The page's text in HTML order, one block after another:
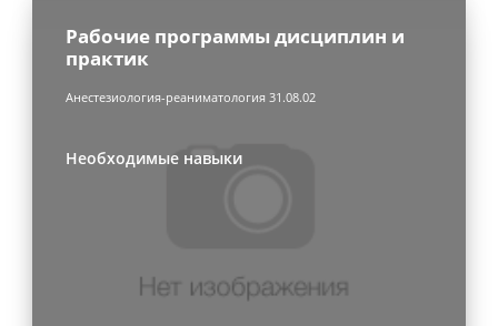
Рабочие программы дисциплин и
практик
Анестезиология-реаниматология 31.08.02
Необходимые навыки